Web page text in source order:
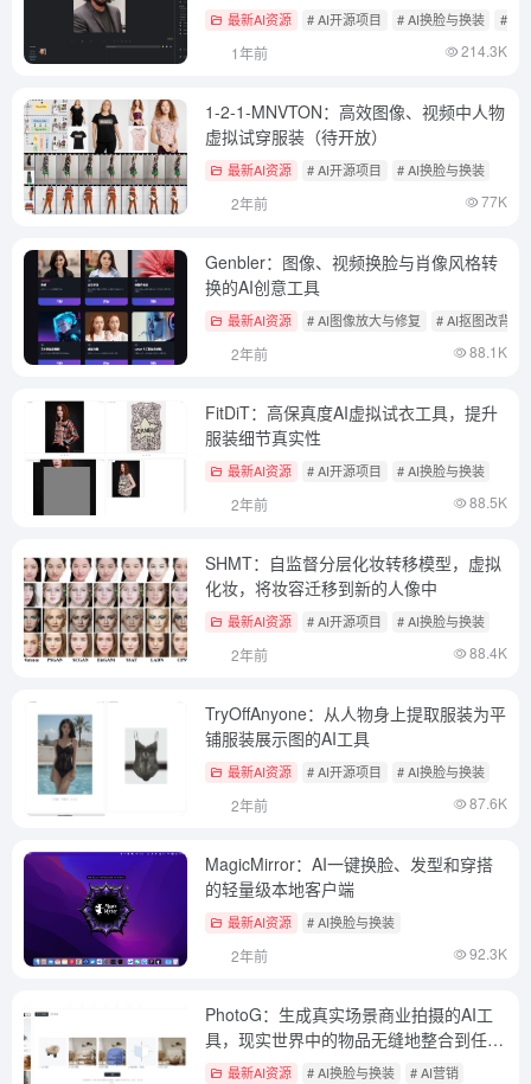
最新AI资源 # AI开源项目 # AI换脸与换装 # AI
1年前 214.3K
1-2-1-MNVTON：高效图像、视频中人物
虚拟试穿服装（待开放）
最新AI资源 # AI开源项目 # AI换脸与换装
2年前 77K
Genbler：图像、视频换脸与肖像风格转
换的AI创意工具
最新AI资源 # AI图像放大与修复 # AI抠图改背景
2年前 88.1K
FitDiT：高保真度AI虚拟试衣工具，提升
服装细节真实性
最新AI资源 # AI开源项目 # AI换脸与换装
2年前 88.5K
SHMT：自监督分层化妆转移模型，虚拟
化妆，将妆容迁移到新的人像中
最新AI资源 # AI开源项目 # AI换脸与换装
2年前 88.4K
TryOffAnyone：从人物身上提取服装为平
铺服装展示图的AI工具
最新AI资源 # AI开源项目 # AI换脸与换装
2年前 87.6K
MagicMirror：AI一键换脸、发型和穿搭
的轻量级本地客户端
最新AI资源 # AI换脸与换装
2年前 92.3K
PhotoG：生成真实场景商业拍摄的AI工
具，现实世界中的物品无缝地整合到任何
场景中
最新AI资源 # AI换脸与换装 # AI营销